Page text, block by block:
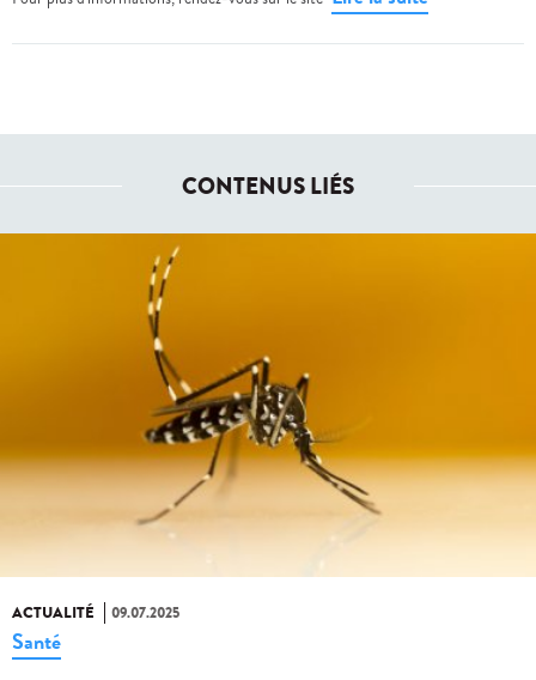
CONTENUS LIÉS
ACTUALITÉ 09.07.2025
Santé